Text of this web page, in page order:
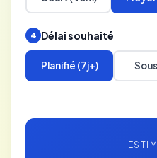
4 Délai souhaité
Planifié (7j+)